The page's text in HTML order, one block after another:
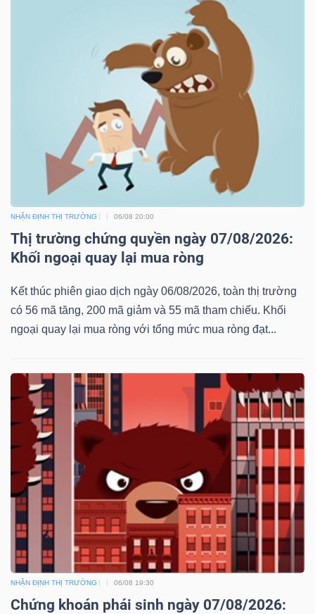
NHẬN ĐỊNH THỊ TRƯỜNG 06/08 20:00
Thị trường chứng quyền ngày 07/08/2026:
Khối ngoại quay lại mua ròng
Kết thúc phiên giao dịch ngày 06/08/2026, toàn thị trường
có 56 mã tăng, 200 mã giảm và 55 mã tham chiếu. Khối
ngoại quay lại mua ròng với tổng mức mua ròng đạt...
NHẬN ĐỊNH THỊ TRƯỜNG 06/08 19:30
Chứng khoán phái sinh ngày 07/08/2026: